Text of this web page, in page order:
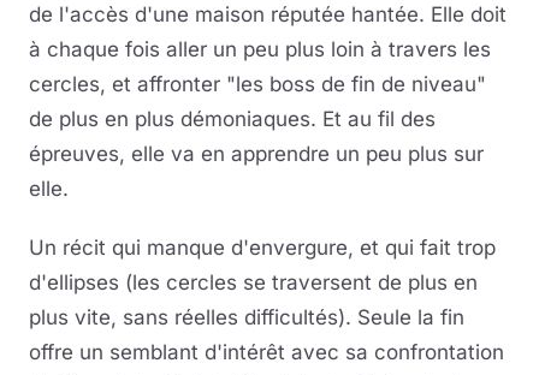
de l'accès d'une maison réputée hantée. Elle doit
à chaque fois aller un peu plus loin à travers les
cercles, et affronter "les boss de fin de niveau"
de plus en plus démoniaques. Et au fil des
épreuves, elle va en apprendre un peu plus sur
elle.
Un récit qui manque d'envergure, et qui fait trop
d'ellipses (les cercles se traversent de plus en
plus vite, sans réelles difficultés). Seule la fin
offre un semblant d'intérêt avec sa confrontation